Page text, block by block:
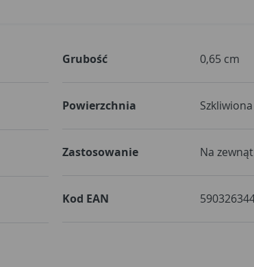
Grubość 0,65 cm
Powierzchnia Szkliwiona
Zastosowanie Na
Kod EAN